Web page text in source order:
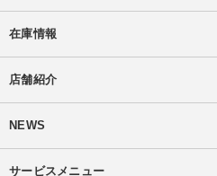
在庫情報
店舗紹介
NEWS
サービスメニュー